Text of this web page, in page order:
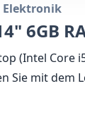
Elektronik
6GB
(Intel Core
Sie mit dem